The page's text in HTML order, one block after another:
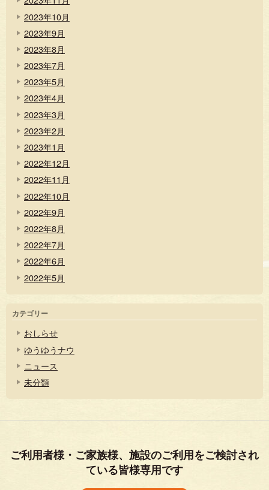
2023年10月
2023年9月
2023年8月
2023年7月
2023年5月
2023年4月
2023年3月
2023年2月
2023年1月
2022年12月
2022年11月
2022年10月
2022年9月
2022年8月
2022年7月
2022年6月
2022年5月
カテゴリー
おしらせ
ゆうゆうナウ
ニュース
未分類
ご利用者様・ご家族様、施設のご利用をご検討され
ている皆様専用です